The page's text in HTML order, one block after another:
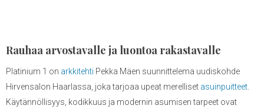
Rauhaa arvostavalle ja luontoa rakastavalle
Platinium 1 on arkkitehti Pekka Mäen suunnittelema uudiskohde
Hirvensalon Haarlassa, joka tarjoaa upeat merelliset asuinpuitteet
Käytännöllisyys, kodikkuus ja modernin asumisen tarpeet ovat